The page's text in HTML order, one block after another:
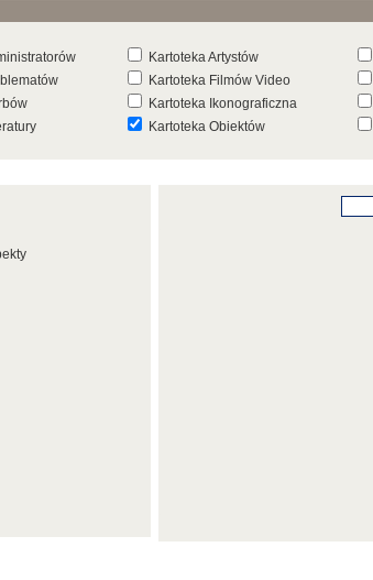
Kartoteka Artystów
Kartoteka Filmów Video
Kartoteka Ikonograficzna
Kartoteka Obiektów